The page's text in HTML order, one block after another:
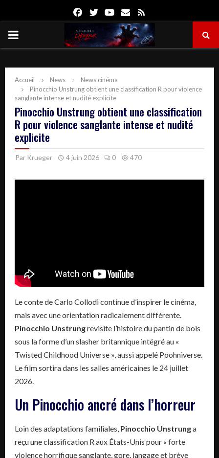
FacebookTwitterYoutube
Email
PRIMARY
Accueil News
News cinéma
Pinocchio Unstrung obtient une classification R pour violence
sanglante intense et nudité explicite
Pinocchio Unstrung obtient une classification
R pour violence sanglante intense et nudité
explicite
Par Krueger 4 juin 2026 0 470
Le conte de Carlo Collodi continue d’inspirer le cinéma,
mais avec une orientation radicalement différente.
Pinocchio Unstrungrevisite l’histoire du pantin de bois
sous la forme d’un slasher britannique intégré au «
Twisted Childhood Universe », aussi appelé Poohniverse.
Le film sortira dans les salles américaines le 24 juillet
2026.
Un Pinocchio ancré dans l’horreur
Loin des adaptations familiales, Pinocchio Unstrunga
reçu une classification R aux États-Unis pour « forte
violence horrifique sanglante, gore, langage et brève